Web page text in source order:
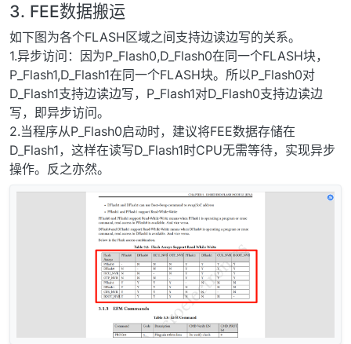
3. FEE数据搬运
如下图为各个FLASH区域之间支持边读边写的关系。
1.异步访问：因为P_Flash0,D_Flash0在同一个FLASH块，
P_Flash1,D_Flash1在同一个FLASH块。所以P_Flash0对
D_Flash1支持边读边写，P_Flash1对D_Flash0支持边读边
写，即异步访问。
2.当程序从P_Flash0启动时，建议将FEE数据存储在
D_Flash1，这样在读写D_Flash1时CPU无需等待，实现异步
操作。反之亦然。